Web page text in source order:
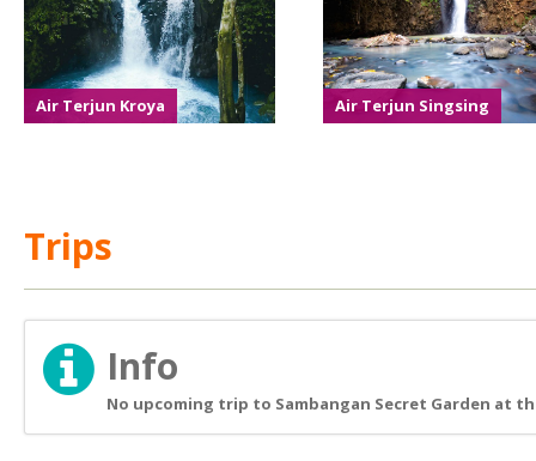
Air Terjun Kroya Air Terjun Singsing
Trips
Info
No upcoming trip to Sambangan Secret Garden at